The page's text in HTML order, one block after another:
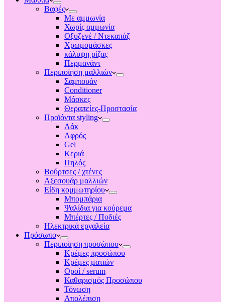
Βαφές
Με αμμωνία
Χωρίς αμμωνία
Οξυζενέ / Ντεκαπάζ
Χρωμομάσκες
κάλυψη ρίζας
Περμανάντ
Περιποίηση μαλλιών
Σαμπουάν
Conditioner
Μάσκες
Θεραπείες-Προστασία
Προϊόντα styling
Λάκ
Αφρός
Gel
Κεριά
Πηλός
Βούρτσες / χτένες
Αξεσουάρ μαλλιών
Είδη κομμωτηρίου
Μπομπάρια
Ψαλίδια για κούρεμα
Μπέρτες / Ποδιές
Ηλεκτρικά εργαλεία
Πρόσωπο
Περιποίηση προσώπου
Κρέμες προσώπου
Κρέμες ματιών
Οροί / serum
Καθαρισμός Προσώπου
Τόνωση
Απολέπιση